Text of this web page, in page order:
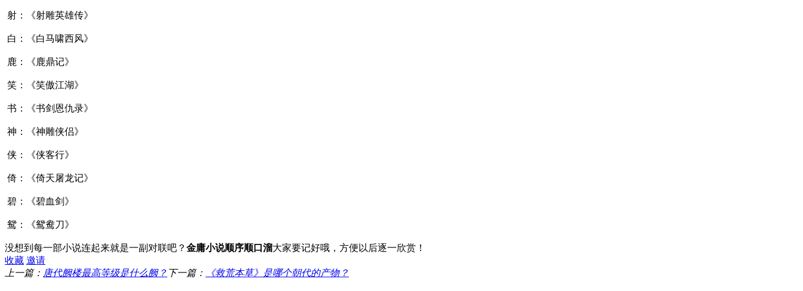
射：《射雕英雄传》
白：《白马啸西风》
鹿：《鹿鼎记》
笑：《笑傲江湖》
书：《书剑恩仇录》
神：《神雕侠侣》
侠：《侠客行》
倚：《倚天屠龙记》
碧：《碧血剑》
鸳：《鸳鸯刀》
没想到每一部小说连起来就是一副对联吧？ 金庸小说顺序顺口溜大家要记好哦，方便以后逐一欣赏！
收藏 邀请
上一篇： 唐代阙楼最高等级是什么阙？ 下一篇： 《救荒本草》是哪个朝代的产物？